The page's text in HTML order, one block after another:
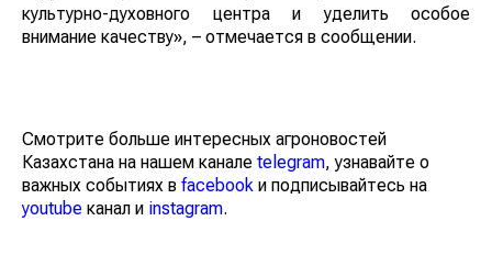
культурно-духовного центра и уделить особое
внимание качеству», – отмечается в сообщении.
Смотрите больше интересных агроновостей
Казахстана на нашем канале telegram, узнавайте о
важных событиях в facebook и подписывайтесь на
youtube канал и instagram.